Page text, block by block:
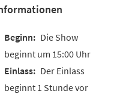
Die Show
beginnt um 15:00 Uhr
Der Einlass
beginnt 1 Stunde vor